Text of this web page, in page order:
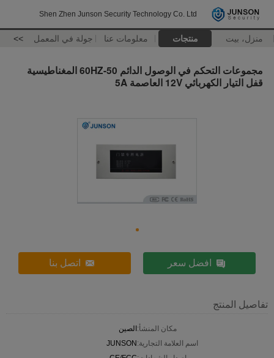
Shen Zhen Junson Security Technology Co. Ltd
منزل، بيت منتجات معلومات عنا جولة في المعمل >>
مجموعات التحكم في الوصول الدائم 50-60HZ المغناطيسية
قفل التيار الكهربائي 12V العاصمة 5A
افضل سعر اتصل بنا
تفاصيل المنتج
مكان المنشأ:الصين
اسم العلامة التجارية:JUNSON